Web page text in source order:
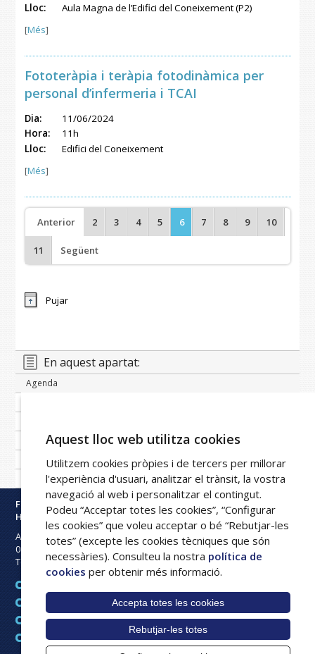
Lloc:
Aula Magna de l’Edifici del Coneixement (P2)
[Més]
Fototeràpia i teràpia fotodinàmica per
personal d’infermeria i TCAI
Dia:
11/06/2024
Hora:
11h
Lloc:
Edifici del Coneixement
[Més]
Anterior 2 3 4 5 6 7 8 9 10
11 Següent
Pujar
En aquest apartat:
Agenda
Imatge corporativa
Galeria
Xarxa FPHAG
Fundació Privada
Hospital Asil de Granollers
Avinguda Francesc Ribas s/n
08402
Granollers
Tel:
93 842 50 00
Política de cookies
Intranet
Aquest lloc web utilitza cookies
Utilitzem cookies pròpies i de tercers per millorar
l'experiència d'usuari, analitzar el trànsit, la vostra
navegació al web i personalitzar el contingut.
Podeu “Acceptar totes les cookies”, “Configurar
les cookies” que voleu acceptar o bé “Rebutjar-les
totes” (excepte les cookies tècniques que són
necessàries). Consulteu la nostra política de
cookies per obtenir més informació.
Accepta totes les cookies
Rebutjar-les totes